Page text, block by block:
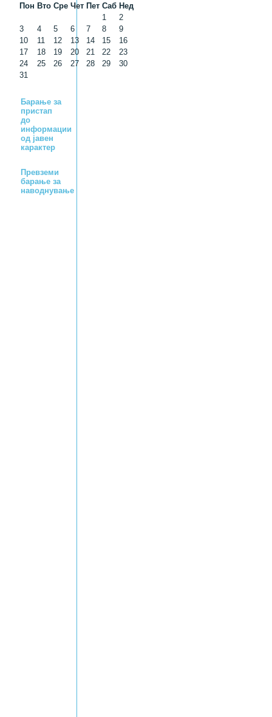
Пон Вто Сре Чет Пет Саб Нед
1
2
3
4 5 6 7 8
9
10
11 12 13 14 15
16
17
18 19 20 21 22
23
24
25 26 27 28 29
30
31
Барање за
пристап
до
информации
од јавен
карактер
Превземи
барање за
наводнување